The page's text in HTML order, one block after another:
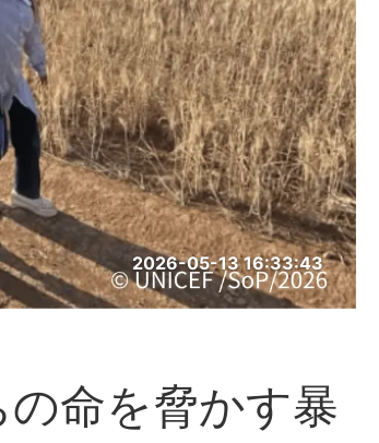
2026-05-13 16:33:43
命を脅かす暴